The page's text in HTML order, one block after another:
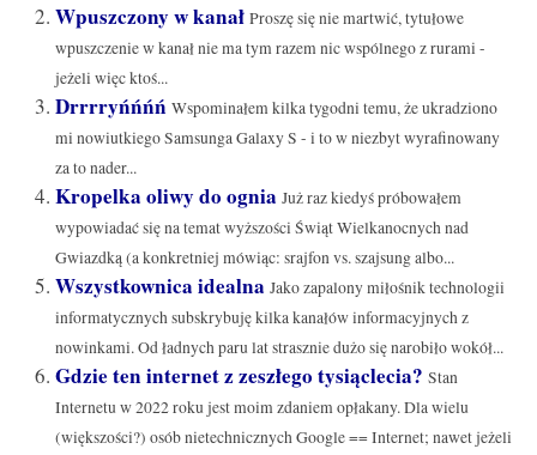
Wpuszczony w kanał Proszę się nie martwić, tytułowe
wpuszczenie w kanał nie ma tym razem nic wspólnego z rurami -
jeżeli więc ktoś...
Drrrryńńńń Wspominałem kilka tygodni temu, że ukradziono
mi nowiutkiego Samsunga Galaxy S - i to w niezbyt wyrafinowany
za to nader...
Kropelka oliwy do ognia Już raz kiedyś próbowałem
wypowiadać się na temat wyższości Świąt Wielkanocnych nad
Gwiazdką (a konkretniej mówiąc: srajfon vs. szajsung albo...
Wszystkownica idealna Jako zapalony miłośnik technologii
informatycznych subskrybuję kilka kanałów informacyjnych z
nowinkami. Od ładnych paru lat strasznie dużo się narobiło wokół...
Gdzie ten internet z zeszłego tysiąclecia? Stan
Internetu w 2022 roku jest moim zdaniem opłakany. Dla wielu
(większości?) osób nietechnicznych Google == Internet; nawet jeżeli